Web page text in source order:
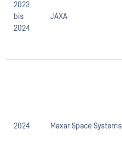
2023
bis
2024
JAXA
2024 Maxar Space Systems